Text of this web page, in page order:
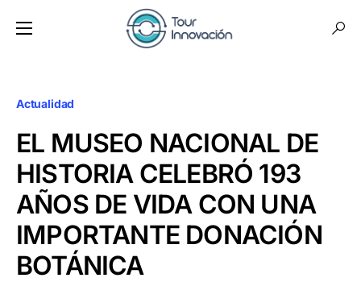
Actualidad
EL MUSEO NACIONAL DE
HISTORIA CELEBRÓ 193
AÑOS DE VIDA CON UNA
IMPORTANTE DONACIÓN
BOTÁNICA